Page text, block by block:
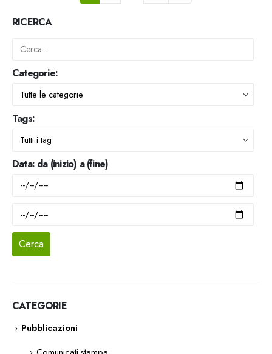
RICERCA
Categorie:
Tags:
Data: da (inizio) a (fine)
CATEGORIE
Pubblicazioni